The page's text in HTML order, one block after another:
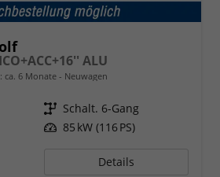
ALU
ca. 6 Monate Neuwagen
Getriebe Schalt. 6-Gang
Leistung 85 kW (116 PS)
Details